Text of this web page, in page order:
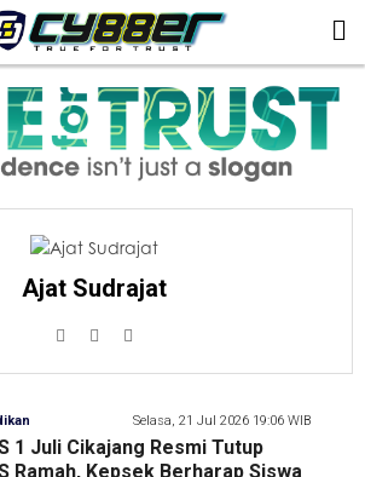
Ajat Sudrajat
Selasa, 21 Jul 2026 19:06 WIB
1 Juli Cikajang Resmi Tutup
Ramah, Kepsek Berharap Siswa